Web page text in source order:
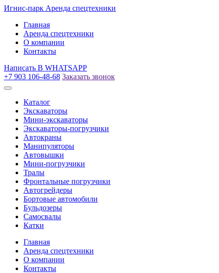
Игнис-парк Аренда спецтехники
Главная
Аренда спецтехники
О компании
Контакты
Написать В WHATSAPP
+7 903 106-48-68 Заказать звонок
Каталог
Экскаваторы
Мини-экскаваторы
Экскаваторы-погрузчики
Автокраны
Манипуляторы
Автовышки
Мини-погрузчики
Тралы
Фронтальные погрузчики
Автогрейдеры
Бортовые автомобили
Бульдозеры
Самосвалы
Катки
Главная
Аренда спецтехники
О компании
Контакты